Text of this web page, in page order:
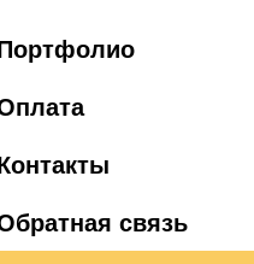
связь